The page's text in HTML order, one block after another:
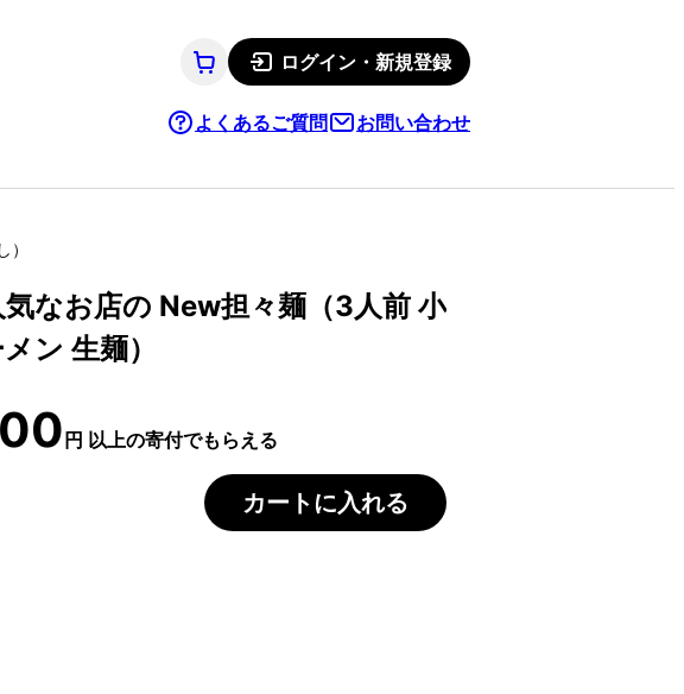
ログイン・新規登録
よくあるご質問 お問い合わせ
）
気なお店の New担々麺（3人前 小
ン 生麺）
円 以上の寄付でもらえる
カートに入れる